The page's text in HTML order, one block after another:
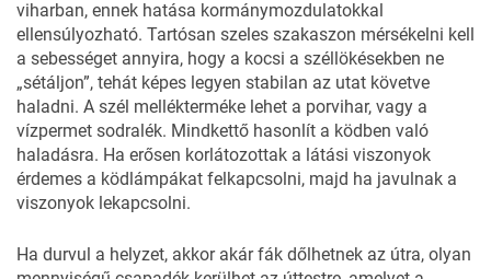
viharban, ennek hatása kormánymozdulatokkal
ellensúlyozható. Tartósan szeles szakaszon mérsékelni kell
a sebességet annyira, hogy a kocsi a széllökésekben ne
„sétáljon”, tehát képes legyen stabilan az utat követve
haladni. A szél mellékterméke lehet a porvihar, vagy a
vízpermet sodralék. Mindkettő hasonlít a ködben való
haladásra. Ha erősen korlátozottak a látási viszonyok
érdemes a ködlámpákat felkapcsolni, majd ha javulnak a
viszonyok lekapcsolni.
Ha durvul a helyzet, akkor akár fák dőlhetnek az útra, olyan